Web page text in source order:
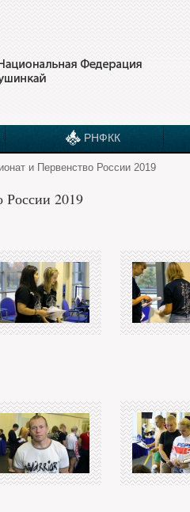
РНФКК
и Первенство России 2019
России 2019